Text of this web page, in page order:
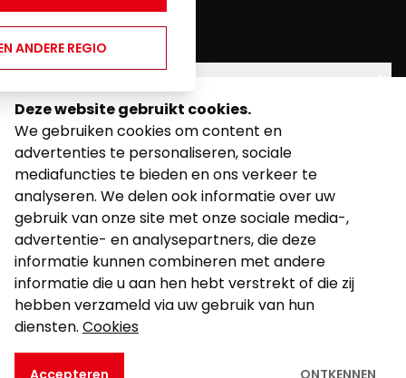
Deze website gebruikt cookies.
We gebruiken cookies om content en
advertenties te personaliseren, sociale
mediafuncties te bieden en ons verkeer te
analyseren. We delen ook informatie over uw
gebruik van onze site met onze sociale media-,
advertentie- en analysepartners, die deze
informatie kunnen combineren met andere
informatie die u aan hen hebt verstrekt of die zij
hebben verzameld via uw gebruik van hun
diensten. Cookies
Accepteren ONTKENNEN
youtubetwitterfacebook
JURIDISCH
STEUN
©2026Mogelijk gemaakt door Kalixo.
ANDERE REGIO